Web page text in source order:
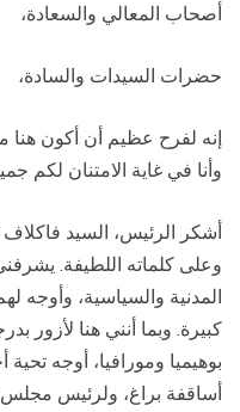
أصحاب المعالي والسعادة،
حضرات السيدات والسادة،
إنه لفرح عظيم أن أكون هنا
وأنا في غاية الامتنان لكم
أشكر الرئيس، السيد
وعلى كلماته اللطيفة.
المدنية والسياسية، وأوجه
كبيرة. وبما أنني هنا لأزور
بوهيميا ومورافيا، أوجه
أساقفة براغ، ولرئيس